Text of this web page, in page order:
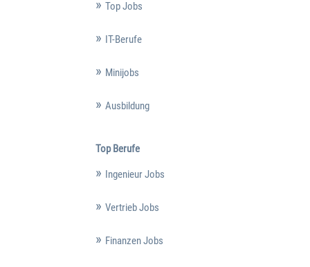
Top Jobs
IT-Berufe
Minijobs
Ausbildung
Top Berufe
Ingenieur Jobs
Vertrieb Jobs
Finanzen Jobs